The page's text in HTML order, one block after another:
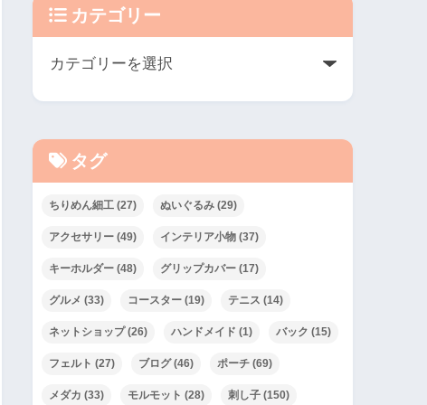
カテゴリー
タグ
ちりめん細工 (27) ぬいぐるみ (29)
アクセサリー (49) インテリア小物 (37)
キーホルダー (48) グリップカバー (17)
グルメ (33) コースター (19) テニス (14)
ネットショップ(26) ハンドメイド (1) バック (15)
フェルト (27) ブログ(46) ポーチ (69)
メダカ (33) モルモット (28) 刺し子 (150)